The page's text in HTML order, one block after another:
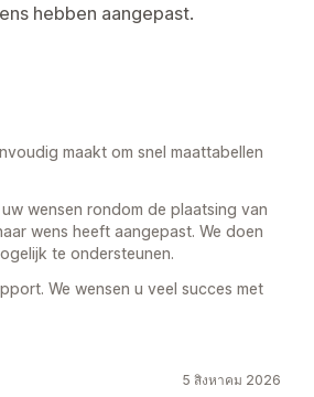
hebben aangepast.
maakt om snel maattabellen
wensen rondom de plaatsing van
wens heeft aangepast. We doen
te ondersteunen.
We wensen u veel succes met
5 สิงหาคม 2026